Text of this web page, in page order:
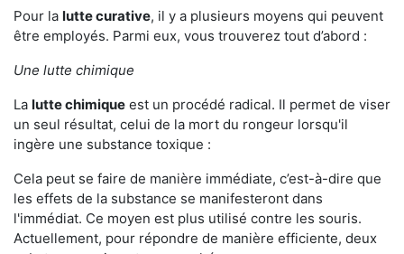
Pour la lutte curative, il y a plusieurs moyens qui peuvent
être employés. Parmi eux, vous trouverez tout d’abord :
Une lutte chimique
La lutte chimique est un procédé radical. Il permet de viser
un seul résultat, celui de la mort du rongeur lorsqu'il
ingère une substance toxique :
Cela peut se faire de manière immédiate, c’est-à-dire que
les effets de la substance se manifesteront dans
l'immédiat. Ce moyen est plus utilisé contre les souris.
Actuellement, pour répondre de manière efficiente, deux